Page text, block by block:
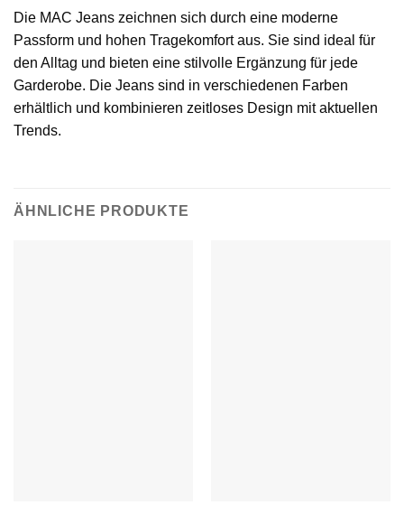
Die MAC Jeans zeichnen sich durch eine moderne
Passform und hohen Tragekomfort aus. Sie sind ideal für
den Alltag und bieten eine stilvolle Ergänzung für jede
Garderobe. Die Jeans sind in verschiedenen Farben
erhältlich und kombinieren zeitloses Design mit aktuellen
Trends.
ÄHNLICHE PRODUKTE